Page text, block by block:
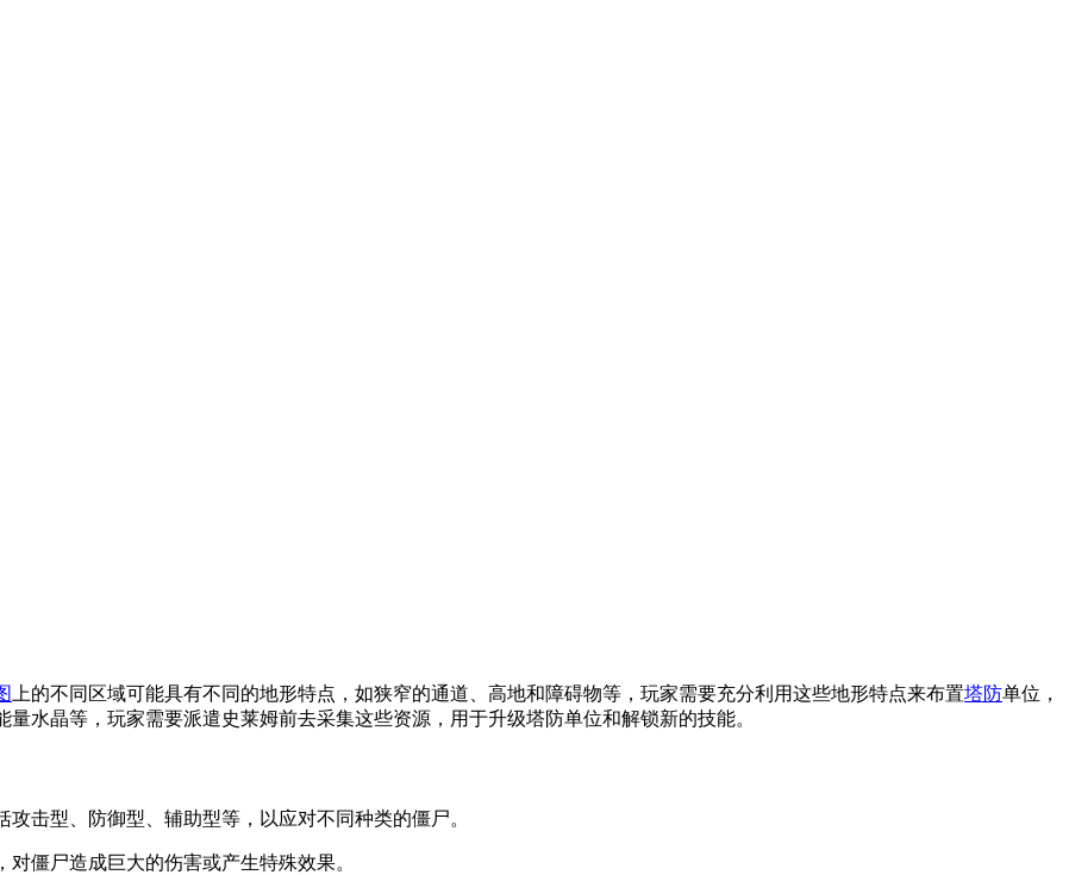
上的不同区域可能具有不同的地形特点，如狭窄的通道、高地和障碍物等，玩家需要充分利用这些地形特点来布置塔防单位，
水晶等，玩家需要派遣史莱姆前去采集这些资源，用于升级塔防单位和解锁新的技能。
击型、防御型、辅助型等，以应对不同种类的僵尸。
僵尸造成巨大的伤害或产生特殊效果。